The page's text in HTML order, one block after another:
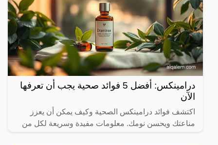
درامينكس: أفضل 5 فوائد صحية يجب أن تعرفها
الآن
اكتشف فوائد درامينكس الصحية وكيف يمكن أن يعزز
مناعتك ويحسن نومك. معلومات مفيدة وسريعة لكل من